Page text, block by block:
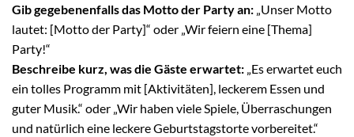
Gib gegebenenfalls das Motto der Party an: „Unser Motto
lautet: [Motto der Party]“ oder „Wir feiern eine [Thema]
Party!“
Beschreibe kurz, was die Gäste erwartet: „Es erwartet euch
ein tolles Programm mit [Aktivitäten], leckerem Essen und
guter Musik.“ oder „Wir haben viele Spiele, Überraschungen
und natürlich eine leckere Geburtstagstorte vorbereitet.“